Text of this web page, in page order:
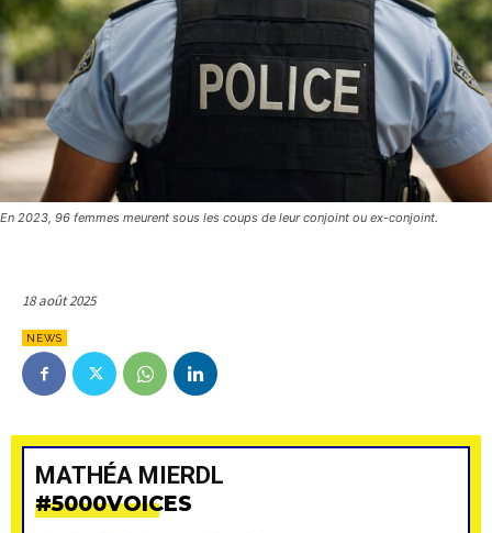
En 2023, 96 femmes meurent sous les coups de leur conjoint ou ex-conjoint.
18 août 2025
NEWS
MATHÉA MIERDL
#5000VOICES